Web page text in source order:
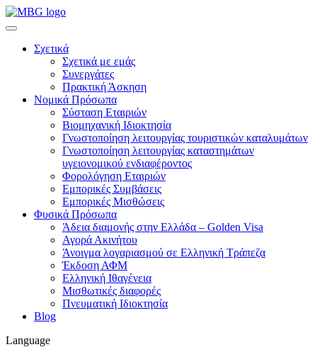
Σχετικά
Σχετικά με εμάς
Συνεργάτες
Πρακτική Άσκηση
Νομικά Πρόσωπα
Σύσταση Εταιριών
Βιομηχανική Ιδιοκτησία
Γνωστοποίηση λειτουργίας τουριστικών καταλυμάτων
Γνωστοποίηση λειτουργίας καταστημάτων
υγειονομικού ενδιαφέροντος
Φορολόγηση Εταιριών
Εμπορικές Συμβάσεις
Εμπορικές Μισθώσεις
Φυσικά Πρόσωπα
Άδεια διαμονής στην Ελλάδα – Golden Visa
Αγορά Ακινήτου
Άνοιγμα λογαριασμού σε Ελληνική Τράπεζα
Έκδοση ΑΦΜ
Ελληνική Ιθαγένεια
Μισθωτικές διαφορές
Πνευματική Ιδιοκτησία
Blog
Language